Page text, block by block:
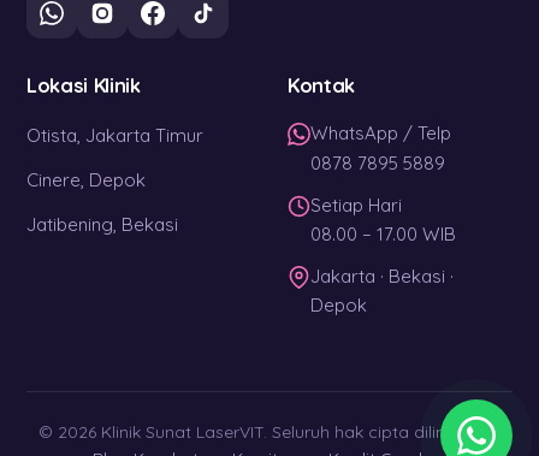
Lokasi Klinik
Otista, Jakarta Timur
Cinere, Depok
Jatibening, Bekasi
Kontak
WhatsApp / Telp
0878 7895 5889
Setiap Hari
08.00 – 17.00 WIB
Jakarta · Bekasi ·
Depok
© 2026 Klinik Sunat LaserVIT. Seluruh hak cipta dilindungi. ·